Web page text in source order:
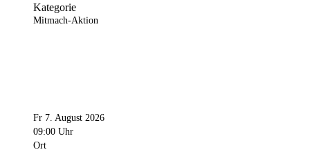
Kategorie
Mitmach-Aktion
Fr 7. August 2026
09:00 Uhr
Ort